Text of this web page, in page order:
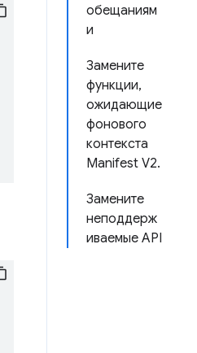
обещаниям
и
Замените
функции,
ожидающие
фонового
контекста
Manifest V2.
Замените
неподдерж
иваемые API